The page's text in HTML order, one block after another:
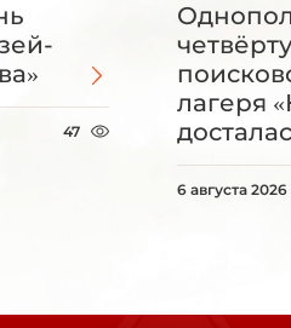
47
лагеря
6 августа 2026